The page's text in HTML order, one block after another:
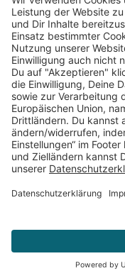
Impressum
© 2008–2026